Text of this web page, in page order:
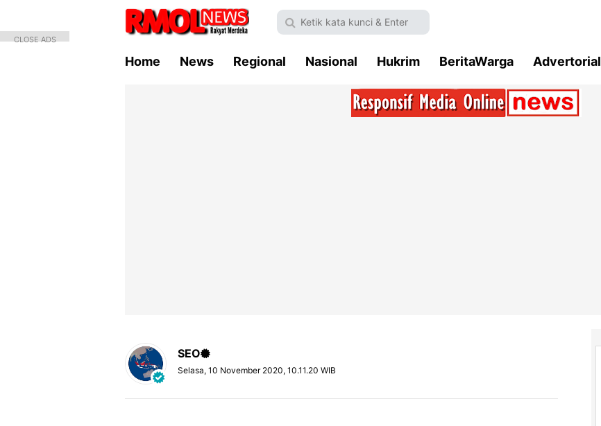
Home News Regional Nasional Hukrim BeritaWarga Advertorial
SEO
Selasa, 10 November 2020, 10.11.20 WIB
CLOSE ADS